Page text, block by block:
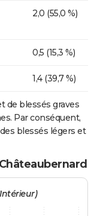
2,0 (55,0 %)
0,5 (15,3 %)
1,4 (39,7 %)
de blessés graves
Par conséquent,
blessés légers et